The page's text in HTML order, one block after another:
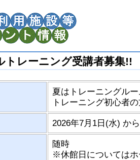
トレーニング受講者募集!!
夏はトレーニングル
トレーニング初心者
2026年7月1日(水) か
随時
※休館日については